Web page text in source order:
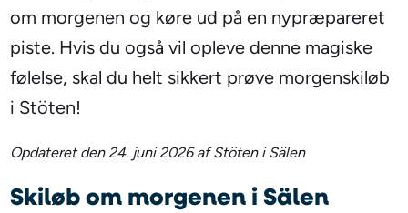
om morgenen og køre ud på en nypræpareret
piste. Hvis du også vil opleve denne magiske
følelse, skal du helt sikkert prøve morgenskiløb
i Stöten!
Opdateret den 24. juni 2026 af Stöten i Sälen
Skiløb om morgenen i Sälen